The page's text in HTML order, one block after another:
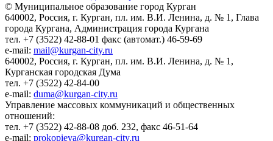
© Муниципальное образование город Курган
640002, Россия, г. Курган, пл. им. В.И. Ленина, д. № 1, Глава
города Кургана, Администрация города Кургана
тел. +7 (3522) 42-88-01 факс (автомат.) 46-59-69
e-mail: mail@kurgan-city.ru
640002, Россия, г. Курган, пл. им. В.И. Ленина, д. № 1,
Курганская городская Дума
тел. +7 (3522) 42-84-00
e-mail: duma@kurgan-city.ru
Управление массовых коммуникаций и общественных
отношений:
тел. +7 (3522) 42-88-08 доб. 232, факс 46-51-64
e-mail: prokopieva@kurgan-city.ru